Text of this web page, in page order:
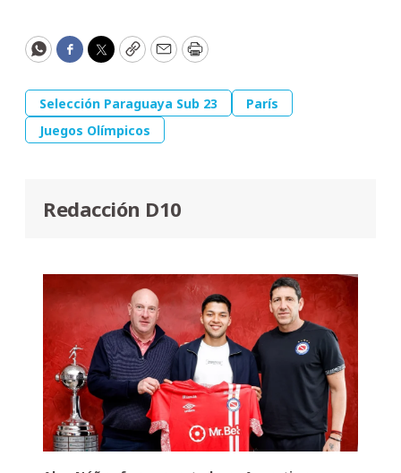
WhatsApp
Facebook
Twitter
CopyEmailPrint
Selección Paraguaya Sub 23
París
Juegos Olímpicos
Redacción D10